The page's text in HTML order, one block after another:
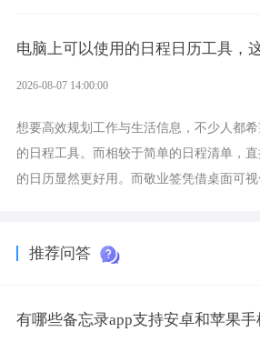
电脑上可以使用的日程日历工具，
2026-08-07 14:00:00
想要高效规划工作与生活信息，不少人都
的日程工具。而相较于简单的日程清单，
的日历显然更好用。而敬业签凭借桌面可
推荐问答
有哪些备忘录app支持安卓和苹果手